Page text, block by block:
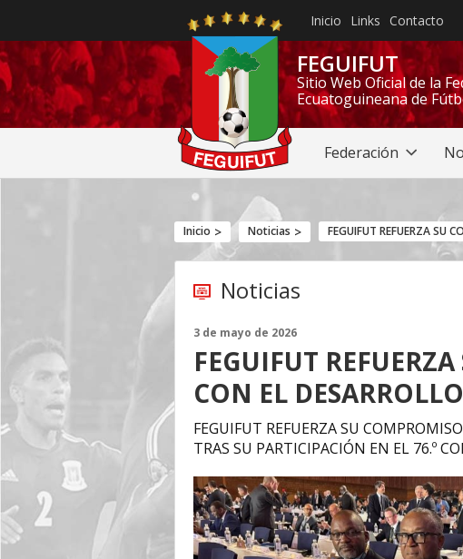
Inicio Links Contacto
FEGUIFUT
Sitio Web Oficial de la
Ecuatoguineana de
Federación
Inicio Noticias FEGUIFUT REFUERZA SU
Noticias
3 de mayo de 2026
FEGUIFUT
CON EL
FEGUIFUT REFUERZA SU
TRAS SU PARTICIPACIÓN EN EL 76.º